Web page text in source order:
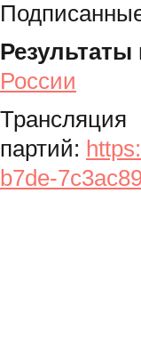
Результаты
России
Трансляция
партий:
b7de-